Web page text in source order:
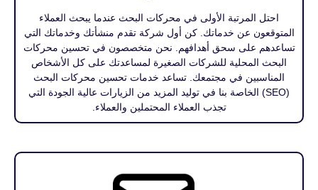
احتل المرتبة الأولى في محركات البحث عندما يبحث العملاء
المتوقعون عن خدماتك. كن أول شركة تقدم منشأتك وخدماتك التي
تساعدهم على سحق أهدافهم. نحن متخصصون في تحسين محركات
البحث المحلية للشركات الصغيرة لمساعدتك على كل الأشخاص
المناسبين في مجتمعك. تساعد خدمات تحسين محركات البحث
(SEO) الخاصة بنا في توليد المزيد من الزيارات عالية الجودة التي
تجذب العملاء المحتملين والعملاء.